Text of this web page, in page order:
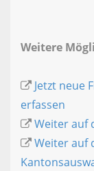
Weitere
Jetzt neue
erfassen
Weiter auf
Weiter auf